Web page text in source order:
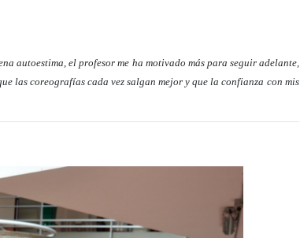
autoestima, el profesor me ha motivado más para seguir adelante,
las coreografías cada vez salgan mejor y que la confianza con mis